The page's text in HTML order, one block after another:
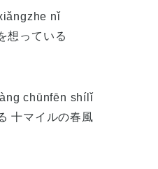
nǐ
想っている
chūnfēn shílǐ
十マイルの春風